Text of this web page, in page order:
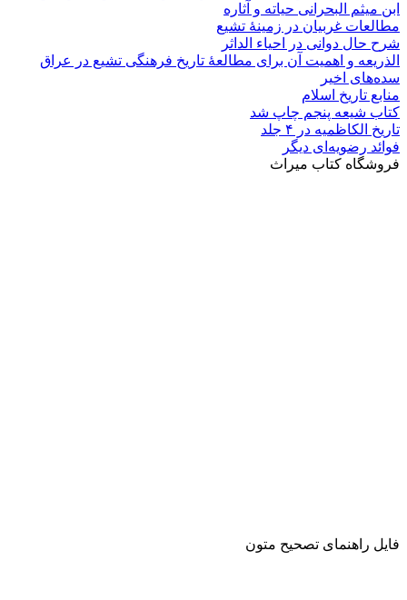
ابن میثم البحرانی حیاته و آثاره
مطالعات غربیان در زمینهٔ تشیع
شرح حال دوانی در احیاء الداثر
الذریعه و اهمیت آن برای مطالعۀ تاریخ فرهنگی تشیع در عراق
سده‌های اخیر
منابع تاریخ اسلام
کتاب شیعه پنجم چاپ شد
تاریخ الکاظمیه در ۴ جلد
فوائد رضویه‌ای دیگر
فروشگاه کتاب میراث
فایل راهنمای تصحیح متون